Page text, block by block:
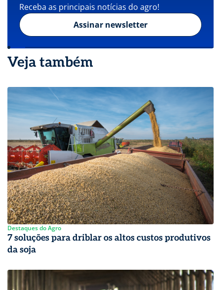
Receba as principais notícias do agro!
Assinar newsletter
Veja também
Destaques do Agro
7 soluções para driblar os altos custos produtivos
da soja